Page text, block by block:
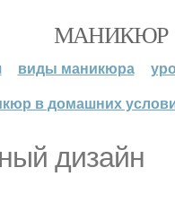
МАНИКЮР
виды маникюра
в домашних
дизайн